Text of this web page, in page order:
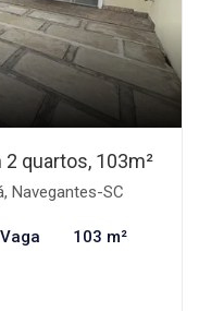
2 quartos, 103m²
Navegantes-SC
103 m²